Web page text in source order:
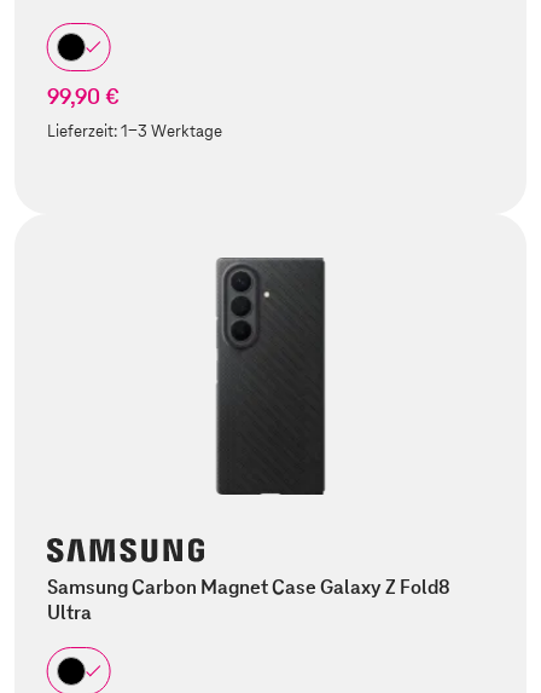
99,90 €
Lieferzeit:1-3 Werktage
Samsung Carbon Magnet Case Galaxy Z Fold8
Ultra